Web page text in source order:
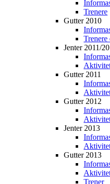
Trenere
Gutter 2010
Trenere
Jenter 2011/
Gutter 2011
Gutter 2012
Jenter 2013
Gutter 2013
Trener